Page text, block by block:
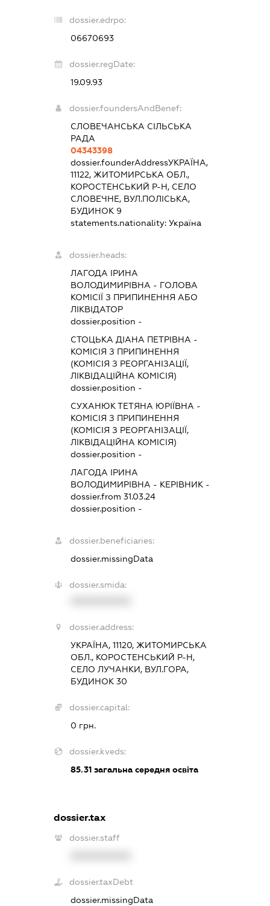
dossier.edrpo:
06670693
dossier.regDate:
19.09.93
dossier.foundersAndBenef:
СЛОВЕЧАНСЬКА СІЛЬСЬКА
РАДА
04343398
dossier.founderAddressУКРАЇНА,
11122, ЖИТОМИРСЬКА ОБЛ.,
КОРОСТЕНСЬКИЙ Р-Н, СЕЛО
СЛОВЕЧНЕ, ВУЛ.ПОЛІСЬКА,
БУДИНОК 9
statements.nationality: Україна
dossier.heads:
ЛАГОДА ІРИНА
ВОЛОДИМИРІВНА - ГОЛОВА
КОМІСІЇ З ПРИПИНЕННЯ АБО
ЛІКВІДАТОР
dossier.position -
СТОЦЬКА ДІАНА ПЕТРІВНА -
КОМІСІЯ З ПРИПИНЕННЯ
(КОМІСІЯ З РЕОРГАНІЗАЦІЇ,
ЛІКВІДАЦІЙНА КОМІСІЯ)
dossier.position -
СУХАНЮК ТЕТЯНА ЮРІЇВНА -
КОМІСІЯ З ПРИПИНЕННЯ
(КОМІСІЯ З РЕОРГАНІЗАЦІЇ,
ЛІКВІДАЦІЙНА КОМІСІЯ)
dossier.position -
ЛАГОДА ІРИНА
ВОЛОДИМИРІВНА - КЕРІВНИК -
dossier.from 31.03.24
dossier.position -
dossier.beneficiaries:
dossier.missingData
dossier.smida:
dossier.address:
УКРАЇНА, 11120, ЖИТОМИРСЬКА
ОБЛ., КОРОСТЕНСЬКИЙ Р-Н,
СЕЛО ЛУЧАНКИ, ВУЛ.ГОРА,
БУДИНОК 30
dossier.capital:
0 грн.
dossier.kveds:
85.31загальна середня освіта
dossier.tax
dossier.staff
dossier.taxDebt
dossier.missingData